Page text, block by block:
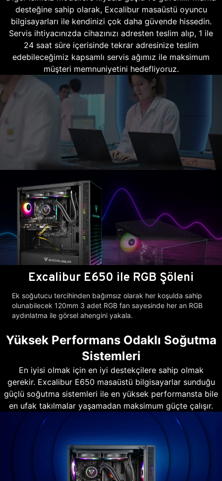
desteğine sahip olarak, Excalibur masaüstü oyuncu
bilgisayarları ile kendinizi çok daha güvende hissedin.
Servis ihtiyacınızda cihazınızı adresten teslim alıp, 1 ile
24 saat süre içerisinde tekrar adresinize teslim
edebileceğimiz kapsamlı servis ağımız ile maksimum
müşteri memnuniyetini hedefliyoruz.
Excalibur E650 ile RGB Şöleni
Ek soğutucu tercihinden bağımsız olarak her koşulda sahip
olunabilecek 120mm 3 adet RGB fan sayesinde her an RGB
aydınlatma ile görsel ahengini yakala.
Yüksek Performans Odaklı Soğutma
Sistemleri
En iyisi olmak için en iyi destekçilere sahip olmak
gerekir. Excalibur E650 masaüstü bilgisayarlar sunduğu
güçlü soğutma sistemleri ile en yüksek performansta bile
en ufak takılmalar yaşamadan maksimum güçte çalışır.